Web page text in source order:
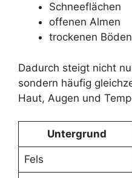
Schneeflächen
offenen Almen
trockenen Böden
Dadurch steigt nicht
sondern häufig
Haut, Augen und
Untergrund
Fels